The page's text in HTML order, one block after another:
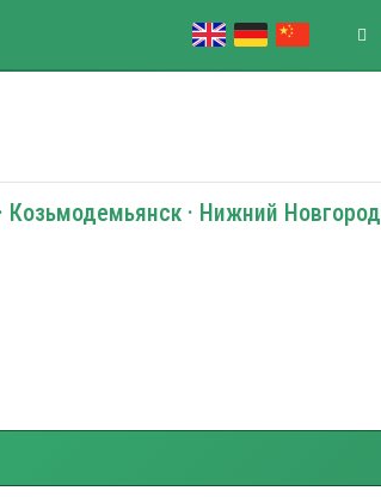
Козьмодемьянск · Нижний Новгород